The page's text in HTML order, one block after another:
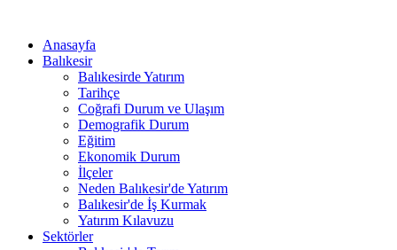
Anasayfa
Balıkesir
Balıkesirde Yatırım
Tarihçe
Coğrafi Durum ve Ulaşım
Demografik Durum
Eğitim
Ekonomik Durum
İlçeler
Neden Balıkesir'de Yatırım
Balıkesir'de İş Kurmak
Yatırım Kılavuzu
Sektörler